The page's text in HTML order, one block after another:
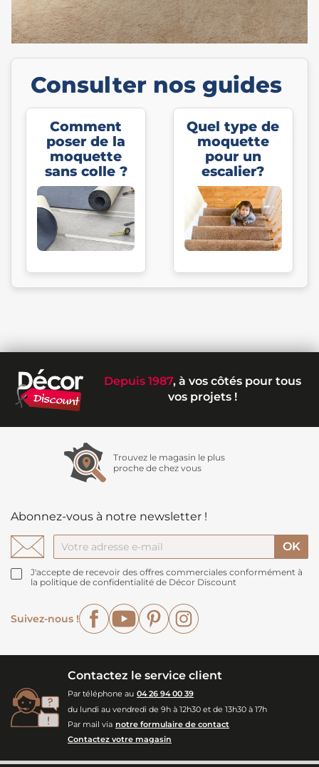
Consulter nos guides
Comment
poser de la
moquette
sans colle ?
Quel type de
moquette
pour un
escalier?
Depuis 1987, à vos côtés pour tous
vos projets !
Trouvez le magasin le plus
proche de chez vous
Abonnez-vous à notre newsletter !
J'accepte de recevoir des offres commerciales conformément à
la politique de confidentialité de Décor Discount
Suivez-nous !
FacebookYouTubePinterest
Contactez le service client
Par téléphone au 04 26 94 00 39
du lundi au vendredi de 9h à 12h30 et de 13h30 à 17h
Par mail via notre formulaire de contact
Contactez votre magasin